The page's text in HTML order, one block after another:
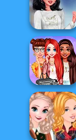
Miss World
Contest
My Perfect Winter
Holiday Self...
Princesses
Coachella Calling